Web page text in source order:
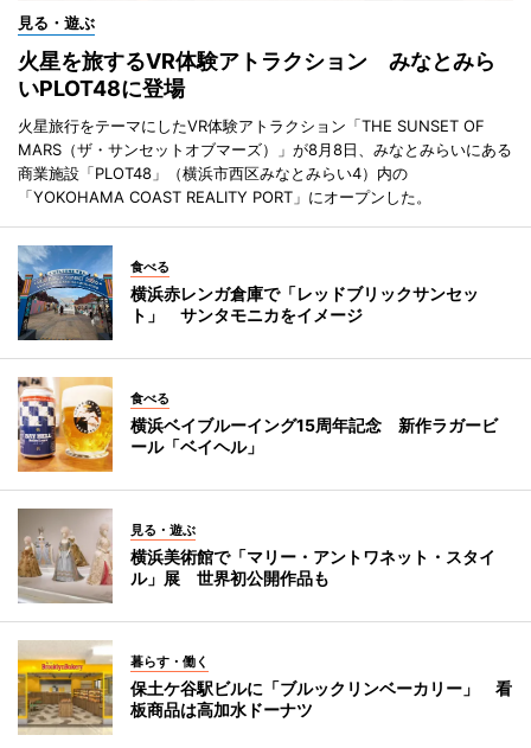
見る・遊ぶ
火星を旅するVR体験アトラクション みなとみら
いPLOT48に登場
火星旅行をテーマにしたVR体験アトラクション「THE SUNSET OF
MARS（ザ・サンセットオブマーズ）」が8月8日、みなとみらいにある
商業施設「PLOT48」（横浜市西区みなとみらい4）内の
「YOKOHAMA COAST REALITY PORT」にオープンした。
食べる
横浜赤レンガ倉庫で「レッドブリックサンセッ
ト」 サンタモニカをイメージ
食べる
横浜ベイブルーイング15周年記念 新作ラガービ
ール「ベイヘル」
見る・遊ぶ
横浜美術館で「マリー・アントワネット・スタイ
ル」展 世界初公開作品も
暮らす・働く
保土ケ谷駅ビルに「ブルックリンベーカリー」 看
板商品は高加水ドーナツ